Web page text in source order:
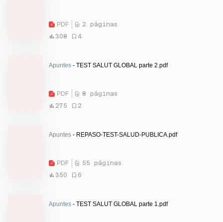
PDF
2 páginas
308
4
Apuntes - TEST SALUT GLOBAL parte 2.pdf
PDF
8 páginas
275
2
Apuntes - REPASO-TEST-SALUD-PUBLICA.pdf
PDF
55 páginas
350
6
Apuntes - TEST SALUT GLOBAL parte 1.pdf